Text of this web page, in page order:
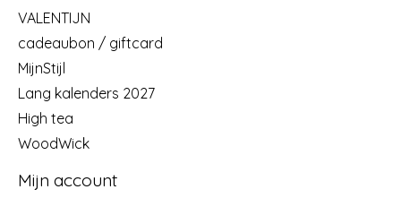
VALENTIJN
cadeaubon / giftcard
MijnStijl
Lang kalenders 2027
High tea
WoodWick
Mijn account